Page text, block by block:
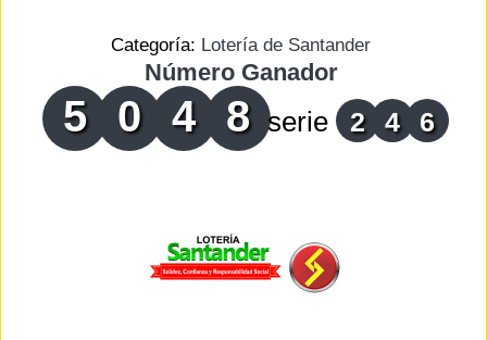
Categoría: Lotería de Santander
Número Ganador
5 0 4 8 serie 2 4 6